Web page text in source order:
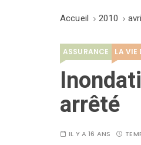
Accueil 2010
ASSURANCE LA VIE
arrêté
IL Y A 16 ANS